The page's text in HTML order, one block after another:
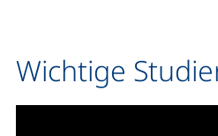
Wichtige